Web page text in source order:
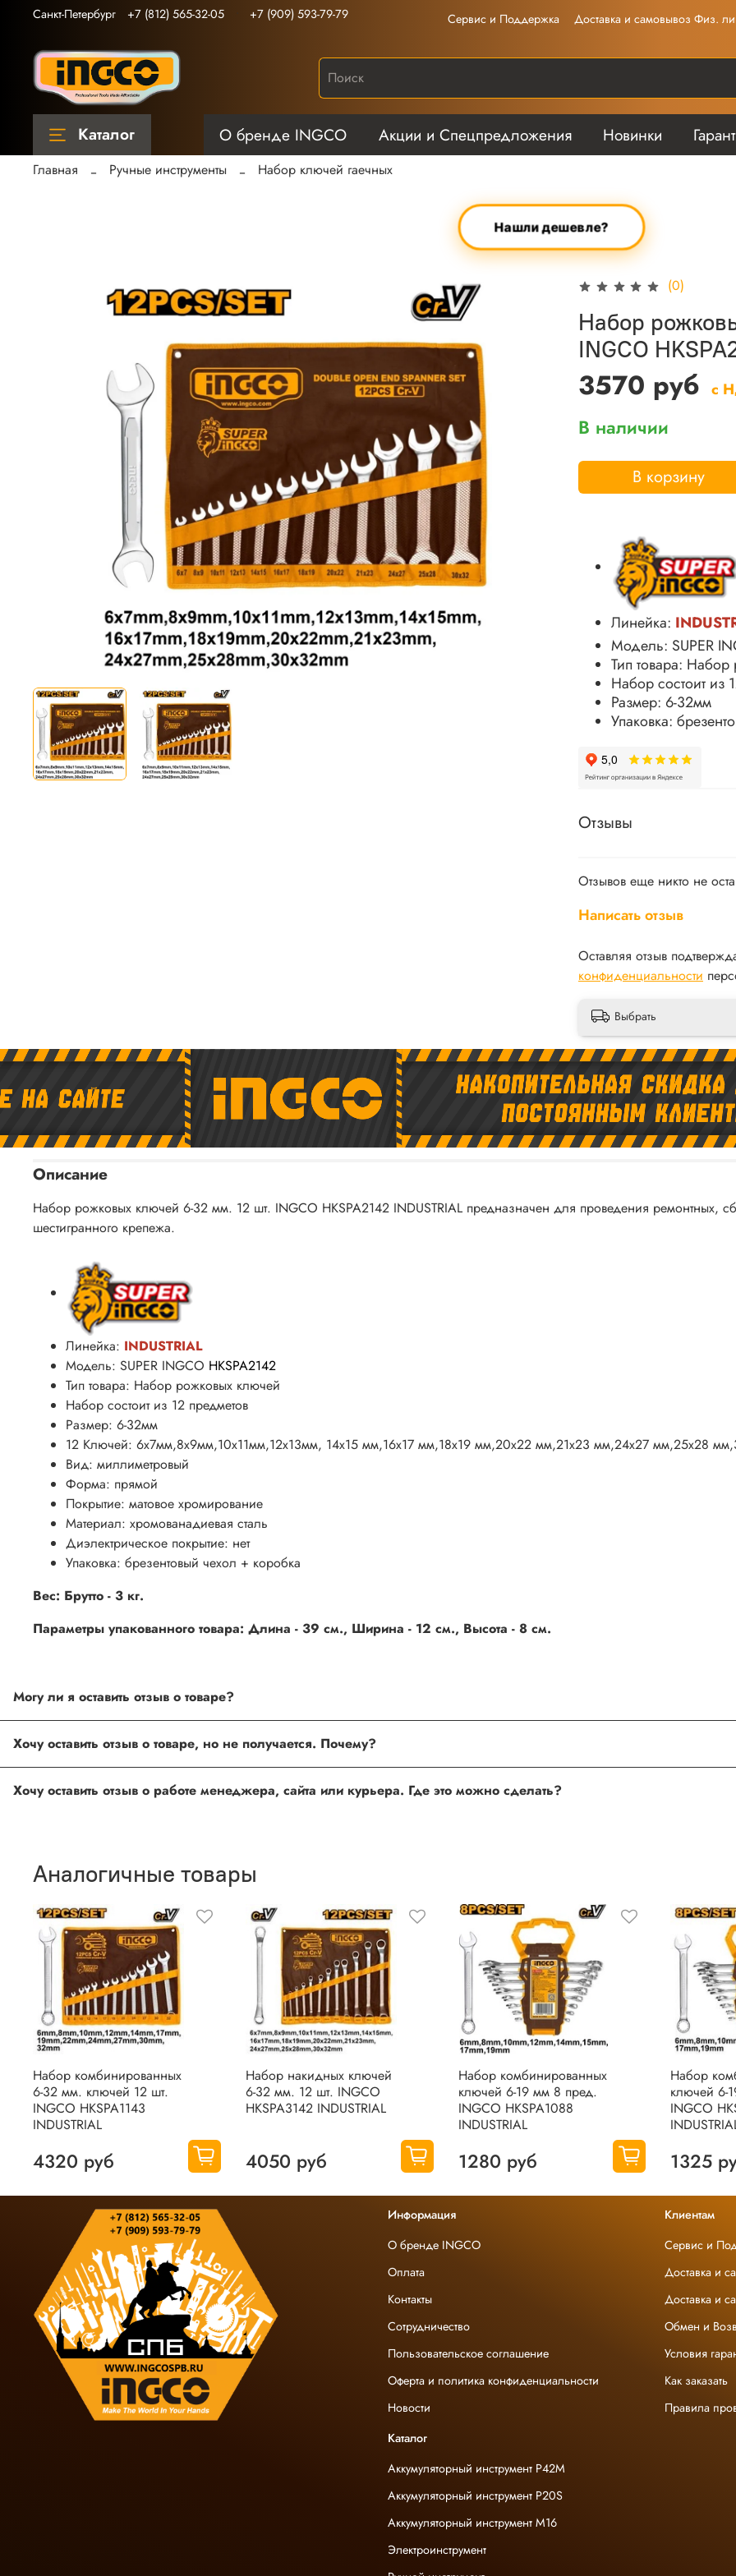
Сервис и Поддержка Доставка и самовывоз Физ.
Санкт-Петербург +7 (812) 565-32-05 +7 (909) 593-79-79
Каталог О бренде INGCO Акции и Спецпредложения Новинки
Главная Ручные инструменты Набор ключей гаечных
Нашли дешевле?
(0)
Набор
INGCO
3570 руб с
В наличии
В корзину
Линейка:
Модель: SUPER
Тип товара:
Набор состоит из
Размер: 6-32мм
Упаковка:
Отзывы
Отзывов еще никто не
Написать отзыв
Оставляя отзыв
конфиденциальности
Выбрать
Описание
Набор рожковых ключей 6-32 мм. 12 шт. INGCO HKSPA2142 INDUSTRIAL предназначен для проведения ремонтных,
шестигранного крепежа.
Линейка: INDUSTRIAL
Модель: SUPER INGCO HKSPA2142
Тип товара: Набор рожковых ключей
Набор состоит из 12 предметов
Размер: 6-32мм
12 Ключей: 6х7мм,8х9мм,10х11мм,12х13мм, 14x15 мм,16x17 мм,18x19 мм,20x22 мм,21x23 мм,24x27 мм,25x28
Вид: миллиметровый
Форма: прямой
Покрытие: матовое хромирование
Материал: хромованадиевая сталь
Диэлектрическое покрытие: нет
Упаковка: брезентовый чехол + коробка
Вес: Брутто - 3 кг.
Параметры упакованного товара: Длина - 39 см., Ширина - 12 см., Высота - 8 см.
Могу ли я оставить отзыв о товаре?
товарах проходят модерацию.
Хочу оставить отзыв о товаре, но не получается. Почему?
ingco.or.itk@gmail.com; ingco.spb@mail.ru
Хочу оставить отзыв о работе менеджера, сайта или курьера. Где это можно сделать?
Оставить отзыв о покупке
Аналогичные товары
Набор комбинированных
6-32 мм. ключей 12 шт.
INGCO HKSPA1143
INDUSTRIAL
4320 руб
Набор накидных ключей
6-32 мм. 12 шт. INGCO
HKSPA3142 INDUSTRIAL
4050 руб
Набор комбинированных
ключей 6-19 мм 8 пред.
INGCO HKSPA1088
INDUSTRIAL
1280 руб
Набор
ключей 6-
INGCO
1325
Информация
О бренде INGCO
Оплата
Контакты
Сотрудничество
Пользовательское соглашение
Оферта и политика конфиденциальности
Новости
Клиентам
Сервис и
Доставка и
Доставка и
Обмен и
Условия
Как заказать
Правила
Каталог
Аккумуляторный инструмент P42M
Аккумуляторный инструмент P20S
Аккумуляторный инструмент M16
Электроинструмент